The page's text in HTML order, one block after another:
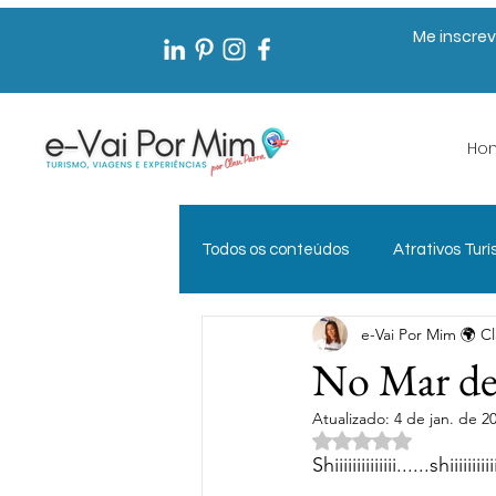
Me
Todos os conteúdos Atrativos
Documentos de Viagem
Gestão Pública em Turismo
No Mar
e-Vai Por Mim 🌍
Atualizado: 4 de jan. de
Avaliado com